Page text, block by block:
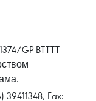
GP-BTTTT
Fax: